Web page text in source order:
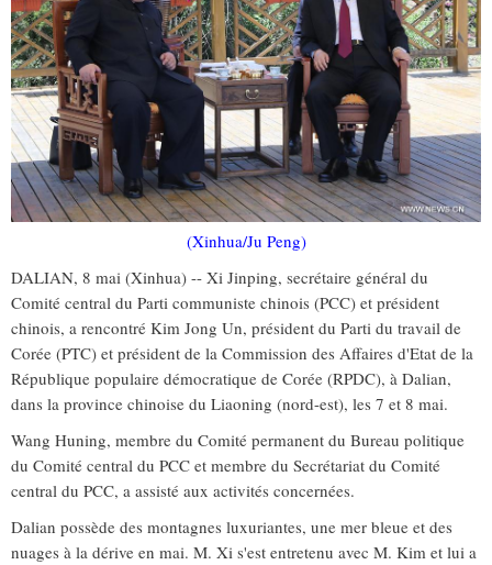
(Xinhua/Ju Peng)
DALIAN, 8 mai (Xinhua) -- Xi Jinping, secrétaire général du
Comité central du Parti communiste chinois (PCC) et président
chinois, a rencontré Kim Jong Un, président du Parti du travail de
Corée (PTC) et président de la Commission des Affaires d'Etat de la
République populaire démocratique de Corée (RPDC), à Dalian,
dans la province chinoise du Liaoning (nord-est), les 7 et 8 mai.
Wang Huning, membre du Comité permanent du Bureau politique
du Comité central du PCC et membre du Secrétariat du Comité
central du PCC, a assisté aux activités concernées.
Dalian possède des montagnes luxuriantes, une mer bleue et des
nuages à la dérive en mai. M. Xi s'est entretenu avec M. Kim et lui a